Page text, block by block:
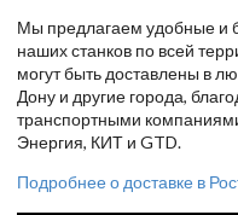
Мы предлагаем удобные и
наших станков по всей
могут быть доставлены в
Дону и другие города,
транспортными
Энергия, КИТ и GTD.
Подробнее о доставке в